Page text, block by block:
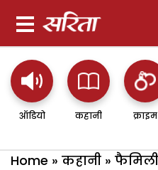
ऑडियो कहानी क्राइम
Home » कहानी » फैमिली